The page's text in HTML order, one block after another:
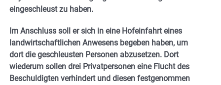
eingeschleust zu haben.
Im Anschluss soll er sich in eine Hofeinfahrt eines
landwirtschaftlichen Anwesens begeben haben, um
dort die geschleusten Personen abzusetzen. Dort
wiederum sollen drei Privatpersonen eine Flucht des
Beschuldigten verhindert und diesen festgenommen